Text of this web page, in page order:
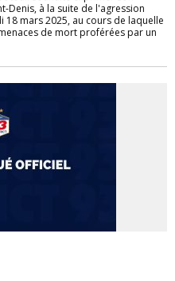
Denis, à la suite de l'agression
18 mars 2025, au cours de laquelle
de mort proférées par un